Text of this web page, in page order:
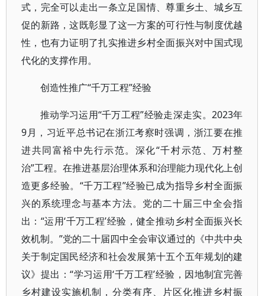
式，完全可以走出一条立足国情、尊重乡土、城乡互
促的新路，这既彰显了这一方案的可行性与制度优越
性，也有力证明了扎实推进乡村全面振兴对中国式现
代化的支撑作用。
创造性推广“千万工程”经验
推动学习运用“千万工程”经验走深走实。2023年
9月，习近平总书记在浙江考察时强调，浙江要在推
进共同富裕中先行示范。深化“千村示范、万村整
治”工程。在推进基层治理体系和治理能力现代化上创
造更多经验。“千万工程”经验已成为指导乡村全面振
兴的系统理念与基本方法。党的二十届三中全会指
出：“运用‘千万工程’经验，健全推动乡村全面振兴长
效机制。”党的二十届四中全会审议通过的《中共中央
关于制定国民经济和社会发展第十五个五年规划的建
议》提出：“学习运用‘千万工程’经验，因地制宜完善
乡村建设实施机制，分类有序、片区化推进乡村振